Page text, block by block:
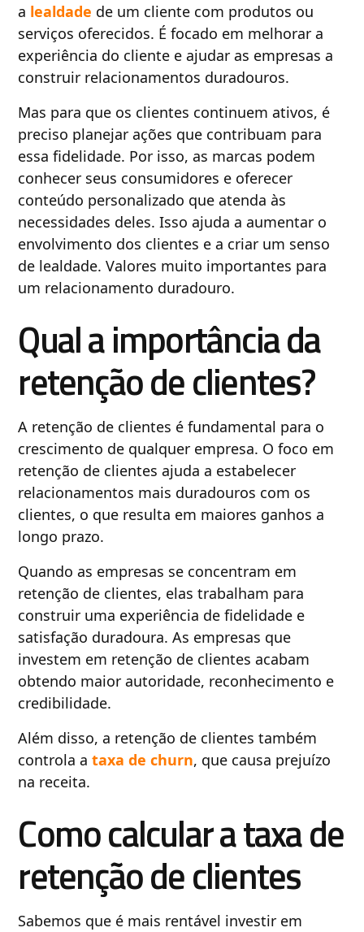
a lealdade de um cliente com produtos ou
serviços oferecidos. É focado em melhorar a
experiência do cliente e ajudar as empresas a
construir relacionamentos duradouros.
Mas para que os clientes continuem ativos, é
preciso planejar ações que contribuam para
essa fidelidade. Por isso, as marcas podem
conhecer seus consumidores e oferecer
conteúdo personalizado que atenda às
necessidades deles. Isso ajuda a aumentar o
envolvimento dos clientes e a criar um senso
de lealdade. Valores muito importantes para
um relacionamento duradouro.
Qual a importância da
retenção de clientes?
A retenção de clientes é fundamental para o
crescimento de qualquer empresa. O foco em
retenção de clientes ajuda a estabelecer
relacionamentos mais duradouros com os
clientes, o que resulta em maiores ganhos a
longo prazo.
Quando as empresas se concentram em
retenção de clientes, elas trabalham para
construir uma experiência de fidelidade e
satisfação duradoura. As empresas que
investem em retenção de clientes acabam
obtendo maior autoridade, reconhecimento e
credibilidade.
Além disso, a retenção de clientes também
controla ataxa de churn, que causa prejuízo
na receita.
Como calcular a taxa de
retenção de clientes
Sabemos que é mais rentável investir em